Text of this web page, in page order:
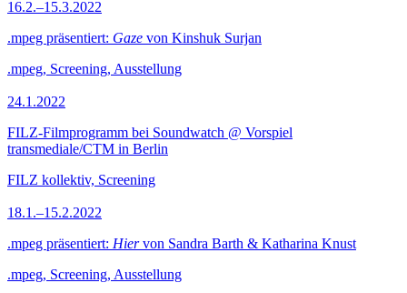
16.2.–15.3.2022
.mpeg präsentiert: Gaze von Kinshuk Surjan
.mpeg, Screening, Ausstellung
24.1.2022
FILZ-Filmprogramm bei Soundwatch @ Vorspiel
transmediale/CTM in Berlin
FILZ kollektiv, Screening
18.1.–15.2.2022
.mpeg präsentiert: Hiervon Sandra Barth & Katharina Knust
.mpeg, Screening, Ausstellung